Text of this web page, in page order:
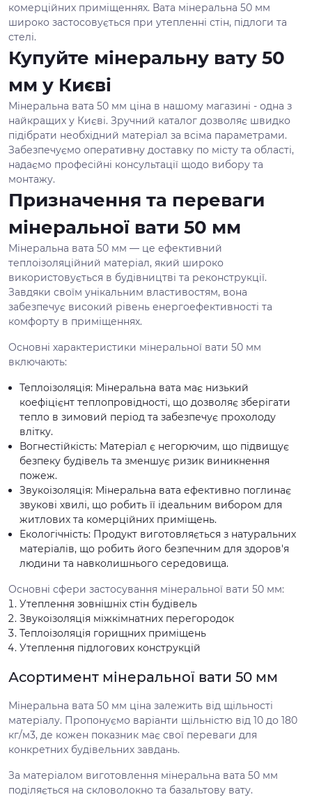
комерційних приміщеннях. Вата мінеральна 50 мм
широко застосовується при утепленні стін, підлоги та
стелі.
Купуйте мінеральну вату 50
мм у Києві
Мінеральна вата 50 мм ціна в нашому магазині - одна з
найкращих у Києві. Зручний каталог дозволяє швидко
підібрати необхідний матеріал за всіма параметрами.
Забезпечуємо оперативну доставку по місту та області,
надаємо професійні консультації щодо вибору та
монтажу.
Призначення та переваги
мінеральної вати 50 мм
Мінеральна вата 50 мм — це ефективний
теплоізоляційний матеріал, який широко
використовується в будівництві та реконструкції.
Завдяки своїм унікальним властивостям, вона
забезпечує високий рівень енергоефективності та
комфорту в приміщеннях.
Основні характеристики мінеральної вати 50 мм
включають:
Теплоізоляція: Мінеральна вата має низький
коефіцієнт теплопровідності, що дозволяє зберігати
тепло в зимовий період та забезпечує прохолоду
влітку.
Вогнестійкість: Матеріал є негорючим, що підвищує
безпеку будівель та зменшує ризик виникнення
пожеж.
Звукоізоляція: Мінеральна вата ефективно поглинає
звукові хвилі, що робить її ідеальним вибором для
житлових та комерційних приміщень.
Екологічність: Продукт виготовляється з натуральних
матеріалів, що робить його безпечним для здоров'я
людини та навколишнього середовища.
Основні сфери застосування мінеральної вати 50 мм:
Утеплення зовнішніх стін будівель
Звукоізоляція міжкімнатних перегородок
Теплоізоляція горищних приміщень
Утеплення підлогових конструкцій
Асортимент мінеральної вати 50 мм
Мінеральна вата 50 мм ціна залежить від щільності
матеріалу. Пропонуємо варіанти щільністю від 10 до 180
кг/м3, де кожен показник має свої переваги для
конкретних будівельних завдань.
За матеріалом виготовлення мінеральна вата 50 мм
поділяється на скловолокно та базальтову вату.